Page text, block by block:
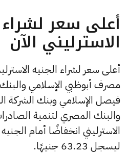
أعلى سعر لشراء
الاسترليني الآن
أعلى سعر لشراء الجنيه
مصرف أبوظبي الإسلامي
فيصل الإسلامي وبنك الشركة
والبنك المصري لتنمية
ليسجل 63.23 جنيهًا.